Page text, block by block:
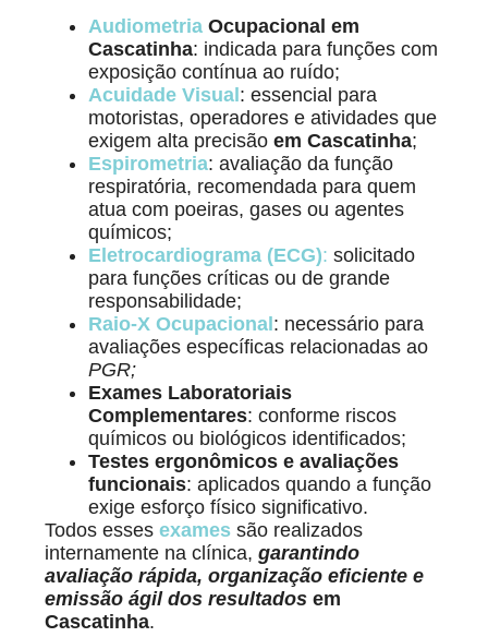
Audiometria Ocupacional em
Cascatinha: indicada para funções com
exposição contínua ao ruído;
Acuidade Visual : essencial para
motoristas, operadores e atividades que
exigem alta precisãoem Cascatinha;
Espirometria: avaliação da função
respiratória, recomendada para quem
atua com poeiras, gases ou agentes
químicos;
Eletrocardiograma (ECG): solicitado
para funções críticas ou de grande
responsabilidade;
Raio-X Ocupacional : necessário para
avaliações específicas relacionadas ao
PGR;
Exames Laboratoriais
Complementares: conforme riscos
químicos ou biológicos identificados;
Testes ergonômicos e avaliações
funcionais: aplicados quando a função
exige esforço físico significativo.
Todos essesexames são realizados
internamente na clínica,garantindo
avaliação rápida, organização eficiente e
emissão ágil dos resultados em
Cascatinha.